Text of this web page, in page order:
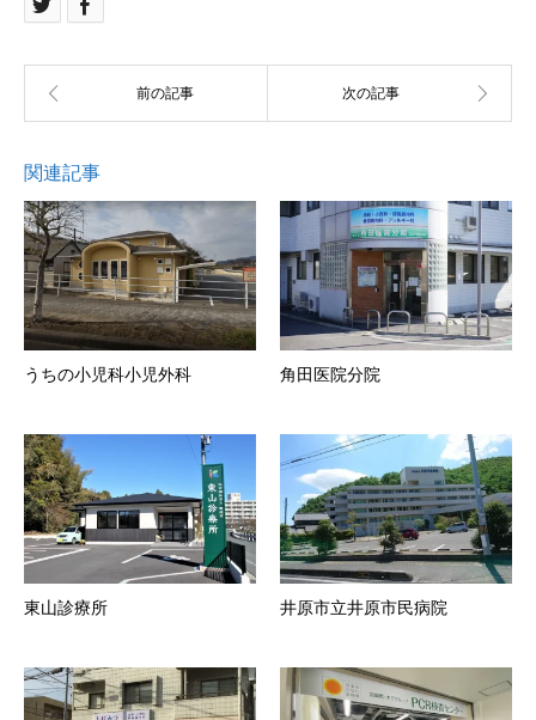
関連記事
うちの小児科小児外科 角田医院分院
東山診療所 井原市立井原市民病院